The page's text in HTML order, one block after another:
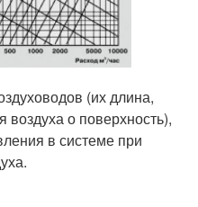
(их длина,
о поверхность),
в системе при